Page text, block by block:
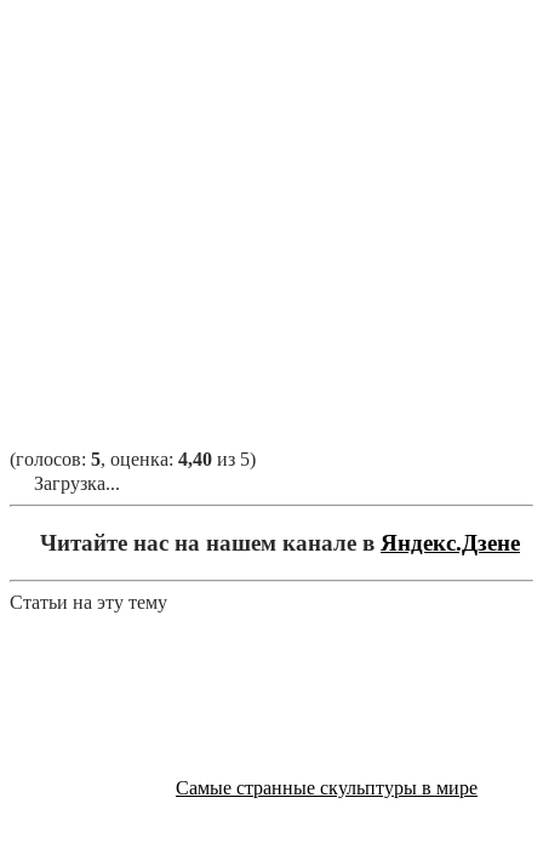
(голосов: 5, оценка: 4,40 из 5)
Загрузка...
Читайте нас на нашем канале в Яндекс.Дзене
Статьи на эту тему
Самые странные скульптуры в мире